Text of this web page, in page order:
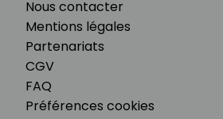
Nous contacter
Mentions légales
Partenariats
CGV
FAQ
Préférences cookies